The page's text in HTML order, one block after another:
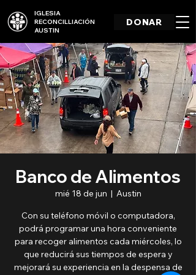
DONAR
IGLESIA
RECONCILLIACIÓN
AUSTIN
Banco de Alimentos
mié 18 de jun
  |
Austin
Con su teléfono móvil o computadora,
podrá programar una hora conveniente
para recoger alimentos cada miércoles, lo
que reducirá sus tiempos de espera y
mejorará su experiencia en la despensa de